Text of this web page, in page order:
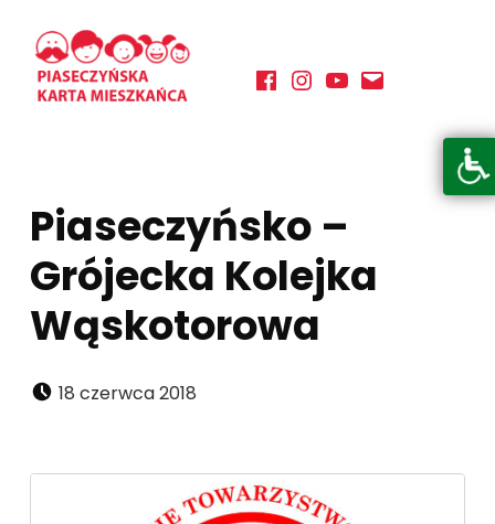
Otwórz pasek narzędzi
PIASECZYŃSKA KARTA MIESZKAŃCA
KORZYSTAJ Z BOGATEJ OFERTY GMINY PIASECZNO FacebookInstagram
YouTube
E-mail
Piaseczyńsko –
Grójecka Kolejka
Wąskotorowa
Dodano:
18 czerwca 2018